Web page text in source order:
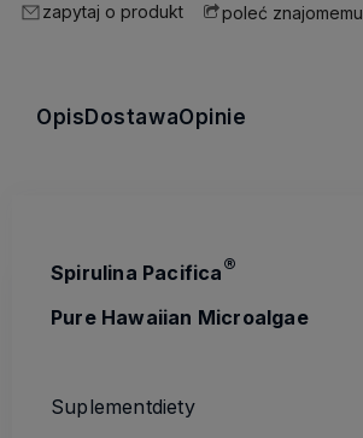
zapytaj o produkt poleć znajomemu
Opis DostawaOpinie
Spirulina Pacifica®
Pure Hawaiian Microalgae
Suplementdiety